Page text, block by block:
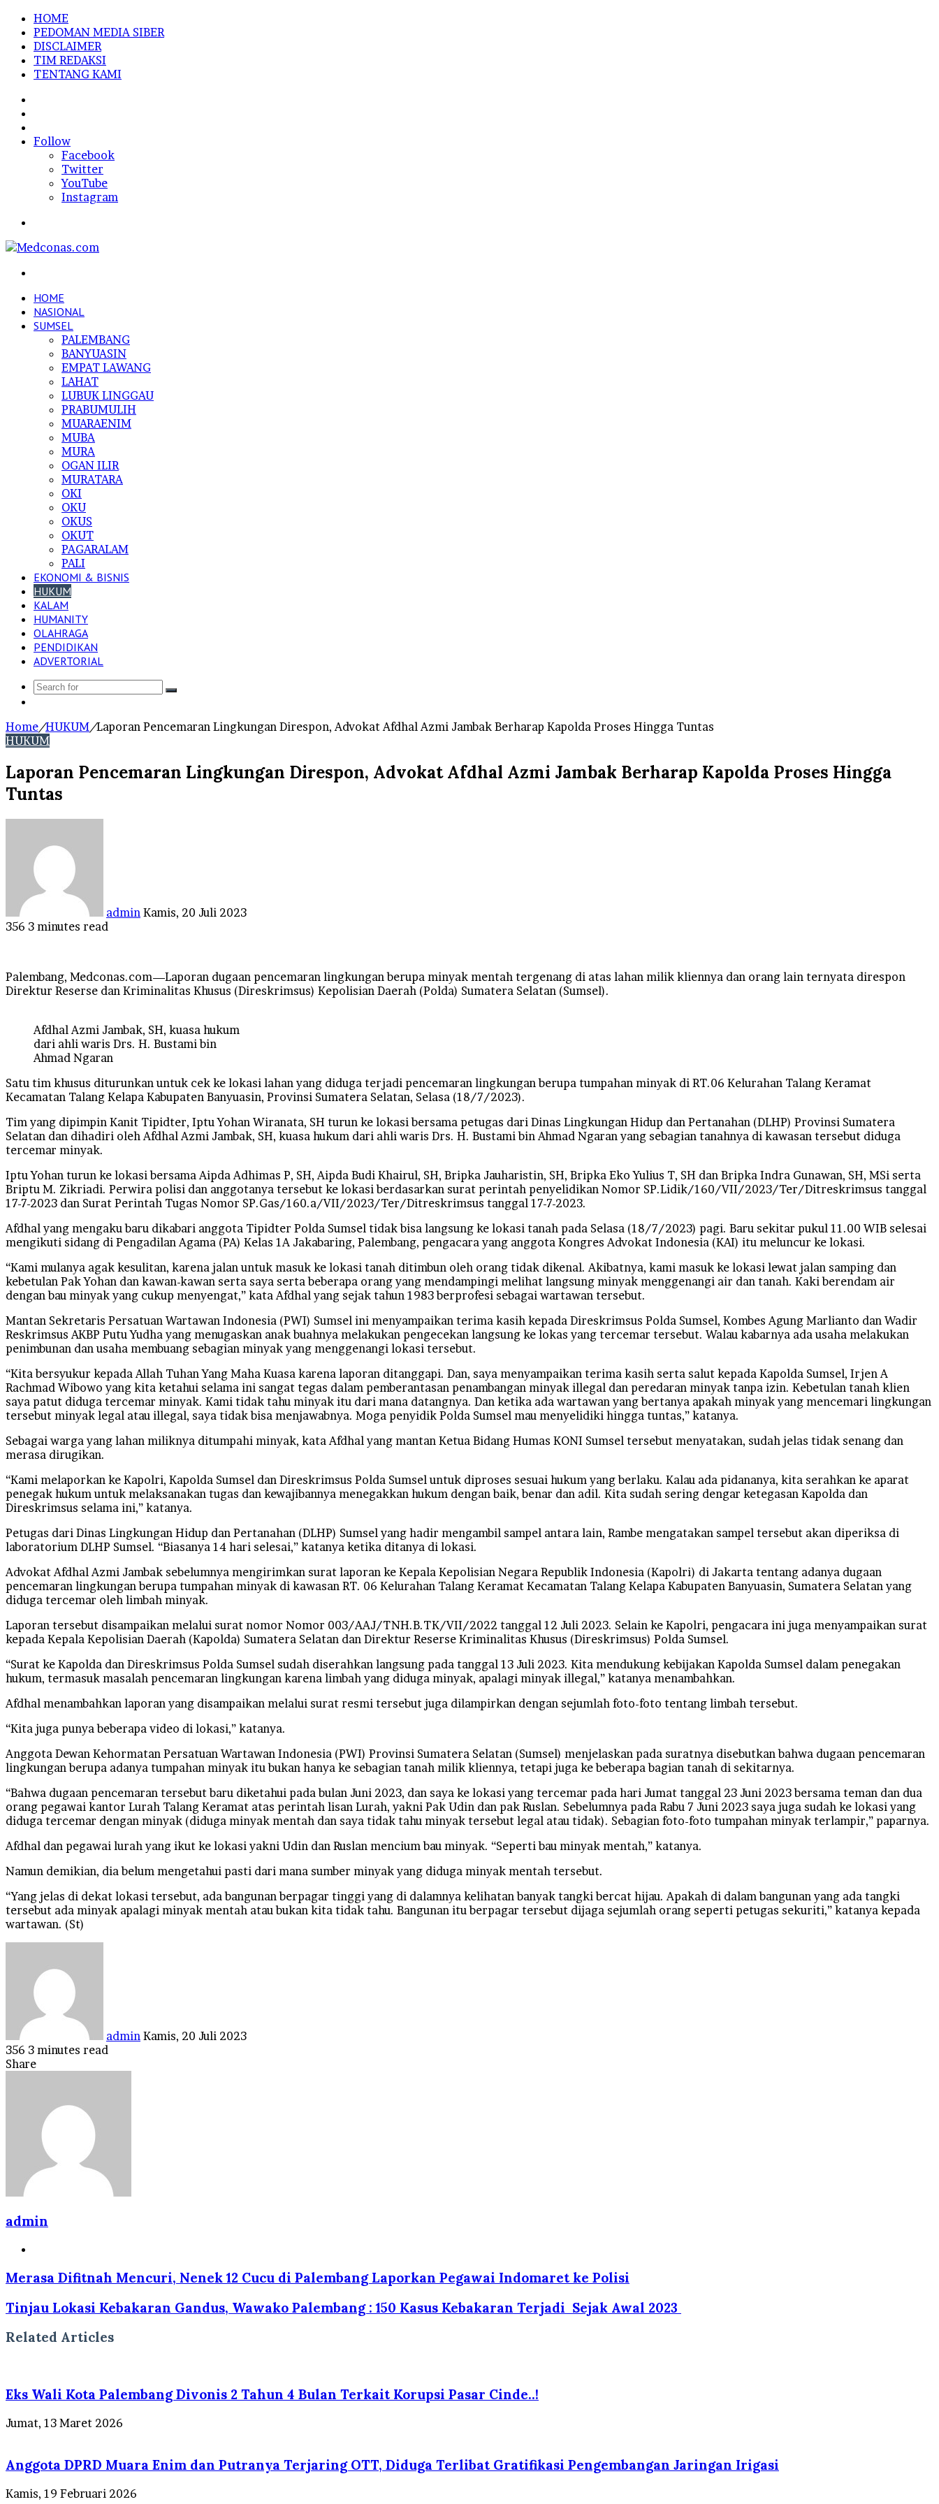
HOME
PEDOMAN MEDIA SIBER
DISCLAIMER
TIM REDAKSI
TENTANG KAMI
In
Follow
Facebook
Twitter
YouTube
Instagram
HOME
NASIONAL
SUMSEL
PALEMBANG
BANYUASIN
EMPAT LAWANG
LAHAT
LUBUK LINGGAU
PRABUMULIH
MUARAENIM
MUBA
MURA
OGAN ILIR
MURATARA
OKI
OKU
OKUS
OKUT
PAGARALAM
PALI
EKONOMI & BISNIS
HUKUM
KALAM
HUMANITY
OLAHRAGA
PENDIDIKAN
ADVERTORIAL
Search
Home/HUKUM/Laporan Pencemaran Lingkungan Direspon, Advokat Afdhal Azmi Jambak Berharap Kapolda Proses Hingga Tuntas
HUKUM
Laporan Pencemaran Lingkungan Direspon, Advokat Afdhal Azmi Jambak Berharap Kapolda Proses Hingga
Tuntas
admin Kamis, 20 Juli 2023
356 3 minutes read
Palembang, Medconas.com—Laporan dugaan pencemaran lingkungan berupa minyak mentah tergenang di atas lahan milik kliennya dan orang lain ternyata direspon
Direktur Reserse dan Kriminalitas Khusus (Direskrimsus) Kepolisian Daerah (Polda) Sumatera Selatan (Sumsel).
Afdhal Azmi Jambak, SH, kuasa hukum
dari ahli waris Drs. H. Bustami bin
Ahmad Ngaran
Satu tim khusus diturunkan untuk cek ke lokasi lahan yang diduga terjadi pencemaran lingkungan berupa tumpahan minyak di RT.06 Kelurahan Talang Keramat
Kecamatan Talang Kelapa Kabupaten Banyuasin, Provinsi Sumatera Selatan, Selasa (18/7/2023).
Tim yang dipimpin Kanit Tipidter, Iptu Yohan Wiranata, SH turun ke lokasi bersama petugas dari Dinas Lingkungan Hidup dan Pertanahan (DLHP) Provinsi Sumatera
Selatan dan dihadiri oleh Afdhal Azmi Jambak, SH, kuasa hukum dari ahli waris Drs. H. Bustami bin Ahmad Ngaran yang sebagian tanahnya di kawasan tersebut diduga
tercemar minyak.
Iptu Yohan turun ke lokasi bersama Aipda Adhimas P, SH, Aipda Budi Khairul, SH, Bripka Jauharistin, SH, Bripka Eko Yulius T, SH dan Bripka Indra Gunawan, SH, MSi serta
Briptu M. Zikriadi. Perwira polisi dan anggotanya tersebut ke lokasi berdasarkan surat perintah penyelidikan Nomor SP.Lidik/160/VII/2023/Ter/Ditreskrimsus tanggal
17-7-2023 dan Surat Perintah Tugas Nomor SP.Gas/160.a/VII/2023/Ter/Ditreskrimsus tanggal 17-7-2023.
Afdhal yang mengaku baru dikabari anggota Tipidter Polda Sumsel tidak bisa langsung ke lokasi tanah pada Selasa (18/7/2023) pagi. Baru sekitar pukul 11.00 WIB selesai
mengikuti sidang di Pengadilan Agama (PA) Kelas 1A Jakabaring, Palembang, pengacara yang anggota Kongres Advokat Indonesia (KAI) itu meluncur ke lokasi.
“Kami mulanya agak kesulitan, karena jalan untuk masuk ke lokasi tanah ditimbun oleh orang tidak dikenal. Akibatnya, kami masuk ke lokasi lewat jalan samping dan
kebetulan Pak Yohan dan kawan-kawan serta saya serta beberapa orang yang mendampingi melihat langsung minyak menggenangi air dan tanah. Kaki berendam air
dengan bau minyak yang cukup menyengat,” kata Afdhal yang sejak tahun 1983 berprofesi sebagai wartawan tersebut.
Mantan Sekretaris Persatuan Wartawan Indonesia (PWI) Sumsel ini menyampaikan terima kasih kepada Direskrimsus Polda Sumsel, Kombes Agung Marlianto dan Wadir
Reskrimsus AKBP Putu Yudha yang menugaskan anak buahnya melakukan pengecekan langsung ke lokas yang tercemar tersebut. Walau kabarnya ada usaha melakukan
penimbunan dan usaha membuang sebagian minyak yang menggenangi lokasi tersebut.
“Kita bersyukur kepada Allah Tuhan Yang Maha Kuasa karena laporan ditanggapi. Dan, saya menyampaikan terima kasih serta salut kepada Kapolda Sumsel, Irjen A
Rachmad Wibowo yang kita ketahui selama ini sangat tegas dalam pemberantasan penambangan minyak illegal dan peredaran minyak tanpa izin. Kebetulan tanah klien
saya patut diduga tercemar minyak. Kami tidak tahu minyak itu dari mana datangnya. Dan ketika ada wartawan yang bertanya apakah minyak yang mencemari lingkungan
tersebut minyak legal atau illegal, saya tidak bisa menjawabnya. Moga penyidik Polda Sumsel mau menyelidiki hingga tuntas,” katanya.
Sebagai warga yang lahan miliknya ditumpahi minyak, kata Afdhal yang mantan Ketua Bidang Humas KONI Sumsel tersebut menyatakan, sudah jelas tidak senang dan
merasa dirugikan.
“Kami melaporkan ke Kapolri, Kapolda Sumsel dan Direskrimsus Polda Sumsel untuk diproses sesuai hukum yang berlaku. Kalau ada pidananya, kita serahkan ke aparat
penegak hukum untuk melaksanakan tugas dan kewajibannya menegakkan hukum dengan baik, benar dan adil. Kita sudah sering dengar ketegasan Kapolda dan
Direskrimsus selama ini,” katanya.
Petugas dari Dinas Lingkungan Hidup dan Pertanahan (DLHP) Sumsel yang hadir mengambil sampel antara lain, Rambe mengatakan sampel tersebut akan diperiksa di
laboratorium DLHP Sumsel. “Biasanya 14 hari selesai,” katanya ketika ditanya di lokasi.
Advokat Afdhal Azmi Jambak sebelumnya mengirimkan surat laporan ke Kepala Kepolisian Negara Republik Indonesia (Kapolri) di Jakarta tentang adanya dugaan
pencemaran lingkungan berupa tumpahan minyak di kawasan RT. 06 Kelurahan Talang Keramat Kecamatan Talang Kelapa Kabupaten Banyuasin, Sumatera Selatan yang
diduga tercemar oleh limbah minyak.
Laporan tersebut disampaikan melalui surat nomor Nomor 003/AAJ/TNH.B.TK/VII/2022 tanggal 12 Juli 2023. Selain ke Kapolri, pengacara ini juga menyampaikan surat
kepada Kepala Kepolisian Daerah (Kapolda) Sumatera Selatan dan Direktur Reserse Kriminalitas Khusus (Direskrimsus) Polda Sumsel.
“Surat ke Kapolda dan Direskrimsus Polda Sumsel sudah diserahkan langsung pada tanggal 13 Juli 2023. Kita mendukung kebijakan Kapolda Sumsel dalam penegakan
hukum, termasuk masalah pencemaran lingkungan karena limbah yang diduga minyak, apalagi minyak illegal,” katanya menambahkan.
Afdhal menambahkan laporan yang disampaikan melalui surat resmi tersebut juga dilampirkan dengan sejumlah foto-foto tentang limbah tersebut.
“Kita juga punya beberapa video di lokasi,” katanya.
Anggota Dewan Kehormatan Persatuan Wartawan Indonesia (PWI) Provinsi Sumatera Selatan (Sumsel) menjelaskan pada suratnya disebutkan bahwa dugaan pencemaran
lingkungan berupa adanya tumpahan minyak itu bukan hanya ke sebagian tanah milik kliennya, tetapi juga ke beberapa bagian tanah di sekitarnya.
“Bahwa dugaan pencemaran tersebut baru diketahui pada bulan Juni 2023, dan saya ke lokasi yang tercemar pada hari Jumat tanggal 23 Juni 2023 bersama teman dan dua
orang pegawai kantor Lurah Talang Keramat atas perintah lisan Lurah, yakni Pak Udin dan pak Ruslan. Sebelumnya pada Rabu 7 Juni 2023 saya juga sudah ke lokasi yang
diduga tercemar dengan minyak (diduga minyak mentah dan saya tidak tahu minyak tersebut legal atau tidak). Sebagian foto-foto tumpahan minyak terlampir,” paparnya.
Afdhal dan pegawai lurah yang ikut ke lokasi yakni Udin dan Ruslan mencium bau minyak. “Seperti bau minyak mentah,” katanya.
Namun demikian, dia belum mengetahui pasti dari mana sumber minyak yang diduga minyak mentah tersebut.
“Yang jelas di dekat lokasi tersebut, ada bangunan berpagar tinggi yang di dalamnya kelihatan banyak tangki bercat hijau. Apakah di dalam bangunan yang ada tangki
tersebut ada minyak apalagi minyak mentah atau bukan kita tidak tahu. Bangunan itu berpagar tersebut dijaga sejumlah orang seperti petugas sekuriti,” katanya kepada
wartawan. (St)
admin Kamis, 20 Juli 2023
356 3 minutes read
Facebook
Twitter
LinkedIn
Tumblr
Pinterest
Reddit
VKontakte
Odnoklassniki
Pocket
Share
admin
Merasa Difitnah Mencuri, Nenek 12 Cucu di Palembang Laporkan Pegawai Indomaret ke Polisi
Tinjau Lokasi Kebakaran Gandus, Wawako Palembang : 150 Kasus Kebakaran Terjadi Sejak Awal 2023
Related Articles
Eks Wali Kota Palembang Divonis 2 Tahun 4 Bulan Terkait Korupsi Pasar Cinde..!
Jumat, 13 Maret 2026
Anggota DPRD Muara Enim dan Putranya Terjaring OTT, Diduga Terlibat Gratifikasi Pengembangan Jaringan Irigasi
Kamis, 19 Februari 2026